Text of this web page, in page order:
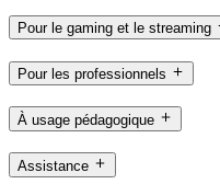
Pour le gaming et le streaming
Pour les professionnels
À usage pédagogique
Assistance